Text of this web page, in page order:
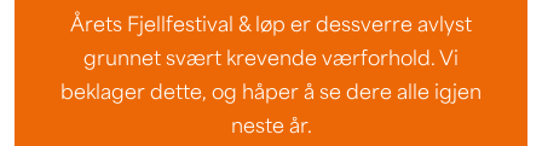
Årets Fjellfestival & løp er dessverre avlyst
grunnet svært krevende værforhold. Vi
beklager dette, og håper å se dere alle igjen
neste år.